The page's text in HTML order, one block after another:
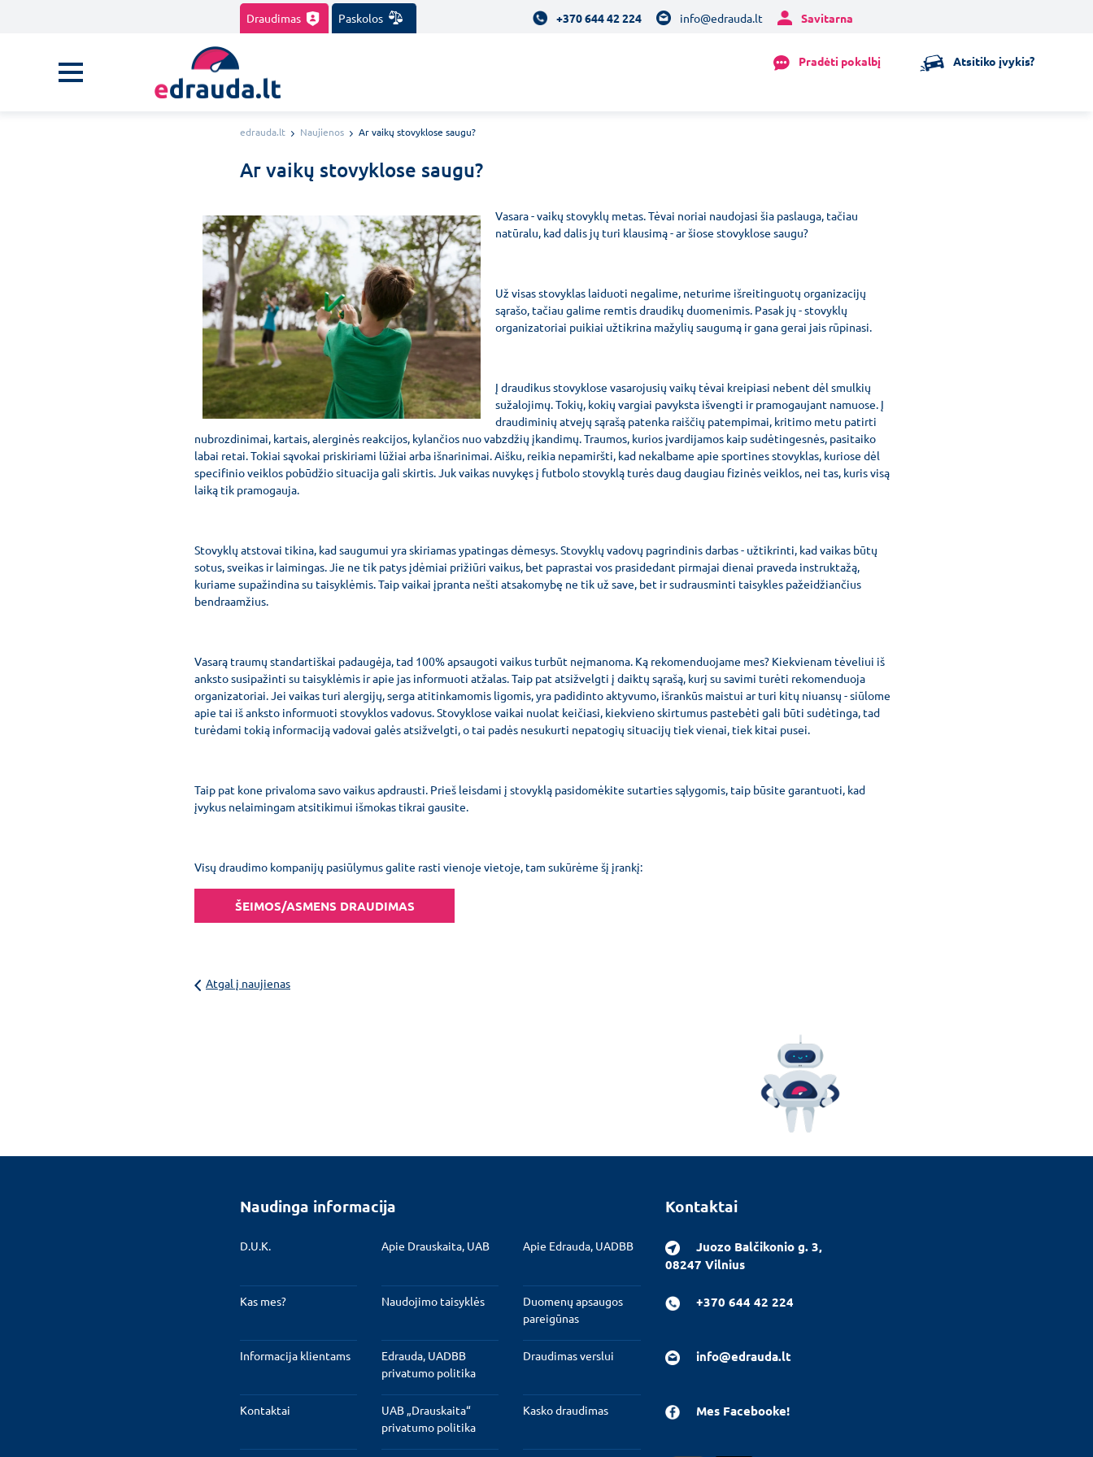
Draudimas Paskolos +370 644 42 224 info@edrauda.lt Savitarna
Pradėti pokalbį Atsitiko įvykis?
edrauda.lt Naujienos Ar vaikų stovyklose saugu?
Ar vaikų stovyklose saugu?
Vasara - vaikų stovyklų metas. Tėvai noriai naudojasi šia paslauga, tačiau
natūralu, kad dalis jų turi klausimą - ar šiose stovyklose saugu?
Už visas stovyklas laiduoti negalime, neturime išreitinguotų organizacijų
sąrašo, tačiau galime remtis draudikų duomenimis. Pasak jų - stovyklų
organizatoriai puikiai užtikrina mažylių saugumą ir gana gerai jais rūpinasi.
Į draudikus stovyklose vasarojusių vaikų tėvai kreipiasi nebent dėl smulkių
sužalojimų. Tokių, kokių vargiai pavyksta išvengti ir pramogaujant namuose. Į
draudiminių atvejų sąrašą patenka raiščių patempimai, kritimo metu patirti
nubrozdinimai, kartais, alerginės reakcijos, kylančios nuo vabzdžių įkandimų. Traumos, kurios įvardijamos kaip sudėtingesnės, pasitaiko
labai retai. Tokiai sąvokai priskiriami lūžiai arba išnarinimai. Aišku, reikia nepamiršti, kad nekalbame apie sportines stovyklas, kuriose dėl
specifinio veiklos pobūdžio situacija gali skirtis. Juk vaikas nuvykęs į futbolo stovyklą turės daug daugiau fizinės veiklos, nei tas, kuris visą
laiką tik pramogauja.
Stovyklų atstovai tikina, kad saugumui yra skiriamas ypatingas dėmesys. Stovyklų vadovų pagrindinis darbas - užtikrinti, kad vaikas būtų
sotus, sveikas ir laimingas. Jie ne tik patys įdėmiai prižiūri vaikus, bet paprastai vos prasidedant pirmajai dienai praveda instruktažą,
kuriame supažindina su taisyklėmis. Taip vaikai įpranta nešti atsakomybę ne tik už save, bet ir sudrausminti taisykles pažeidžiančius
bendraamžius.
Vasarą traumų standartiškai padaugėja, tad 100% apsaugoti vaikus turbūt neįmanoma. Ką rekomenduojame mes? Kiekvienam tėveliui iš
anksto susipažinti su taisyklėmis ir apie jas informuoti atžalas. Taip pat atsižvelgti į daiktų sąrašą, kurį su savimi turėti rekomenduoja
organizatoriai. Jei vaikas turi alergijų, serga atitinkamomis ligomis, yra padidinto aktyvumo, išrankūs maistui ar turi kitų niuansų - siūlome
apie tai iš anksto informuoti stovyklos vadovus. Stovyklose vaikai nuolat keičiasi, kiekvieno skirtumus pastebėti gali būti sudėtinga, tad
turėdami tokią informaciją vadovai galės atsižvelgti, o tai padės nesukurti nepatogių situacijų tiek vienai, tiek kitai pusei.
Taip pat kone privaloma savo vaikus apdrausti. Prieš leisdami į stovyklą pasidomėkite sutarties sąlygomis, taip būsite garantuoti, kad
įvykus nelaimingam atsitikimui išmokas tikrai gausite.
Visų draudimo kompanijų pasiūlymus galite rasti vienoje vietoje, tam sukūrėme šį įrankį:
ŠEIMOS/ASMENS DRAUDIMAS
Atgal į naujienas
Naudinga informacija Kontaktai
D.U.K. Apie Drauskaita, UAB Apie Edrauda, UADBB
Juozo Balčikonio g. 3,
08247 Vilnius
Kas mes? Naudojimo taisyklės
Duomenų apsaugos
pareigūnas
+370 644 42 224
Informacija klientams
Edrauda, UADBB
privatumo politika
Draudimas verslui info@edrauda.lt
Kontaktai
UAB „Drauskaita“
privatumo politika
Kasko draudimas Mes Facebooke!